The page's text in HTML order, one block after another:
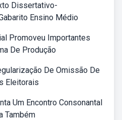
Dissertativo-
Ensino Médio
Promoveu Importantes
De Produção
De Omissão De
Eleitorais
Um Encontro Consonantal
Também